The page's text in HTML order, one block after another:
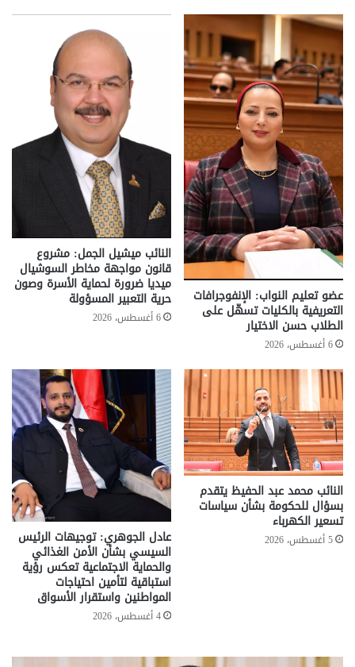
عضو تعليم النواب: الإنفوجرافات
التعريفية بالكليات تسهّل على
الطلاب حسن الاختيار
6 أغسطس، 2026
النائب ميشيل الجمل: مشروع
قانون مواجهة مخاطر السوشيال
ميديا ضرورة لحماية الأسرة وصون
حرية التعبير المسؤولة
6 أغسطس، 2026
النائب محمد عبد الحفيظ يتقدم
بسؤال للحكومة بشأن سياسات
تسعير الكهرباء
5 أغسطس، 2026 عادل الجوهري: توجيهات الرئيس
السيسي بشأن الأمن الغذائي
والحماية الاجتماعية تعكس رؤية
استباقية لتأمين احتياجات
المواطنين واستقرار الأسواق
4 أغسطس، 2026